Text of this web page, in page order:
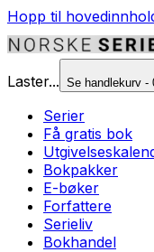
Hopp til
Laster... Se handlekurv -
Serier
Få gratis bok
Bokpakker
E-bøker
Forfattere
Serieliv
Bokhandel